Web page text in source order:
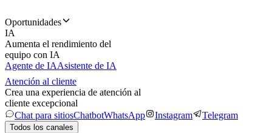
Oportunidades
IA
Aumenta el rendimiento del
equipo con IA
Agente de IAAsistente de IA
Atención al cliente
Crea una experiencia de atención al
cliente excepcional
Chat para sitiosChatbotWhatsApp Instagram Telegram
Todos los canales